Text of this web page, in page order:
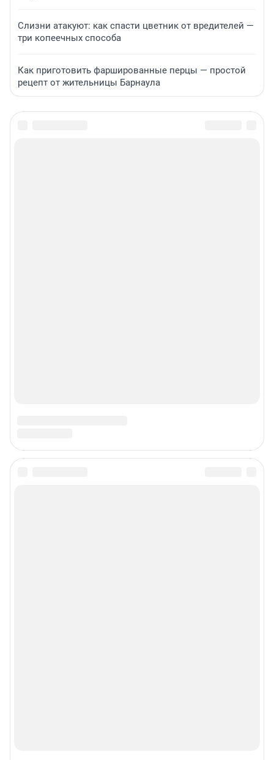
Слизни атакуют: как спасти цветник от вредителей —
три копеечных способа
Как приготовить фаршированные перцы — простой
рецепт от жительницы Барнаула